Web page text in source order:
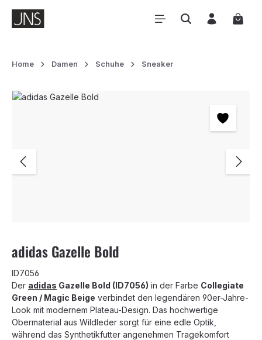
Zum Hauptinhalt springen
Home Damen Schuhe Sneaker
Bildergalerie überspringen
adidas Gazelle Bold
ID7056
Der adidas Gazelle Bold (ID7056) in der Farbe Collegiate
Green / Magic Beige verbindet den legendären 90er-Jahre-
Look mit modernem Plateau-Design. Das hochwertige
Obermaterial aus Wildleder sorgt für eine edle Optik,
während das Synthetikfutter angenehmen Tragekomfort